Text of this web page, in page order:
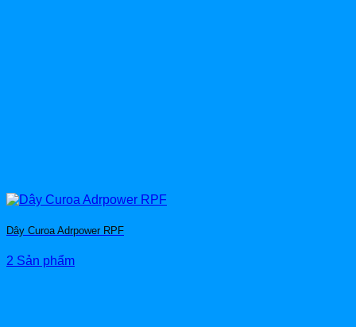
Dây Curoa Adrpower RPF
2 Sản phẩm